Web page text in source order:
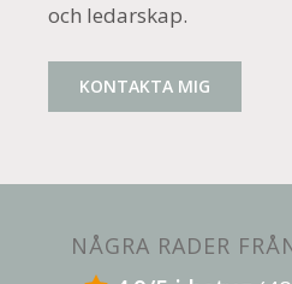
och ledarskap.
KONTAKTA MIG
NÅGRA RADER